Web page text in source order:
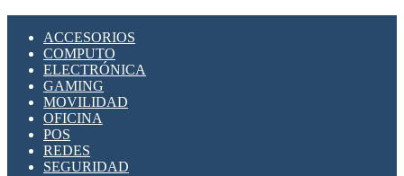
SUPRESOR DE TRANSIENTES SPDS PARA
APLICACIONES FOTOVOLTAICAS
ACCESORIOS
COMPUTO
ELECTRÓNICA
GAMING
MOVILIDAD
OFICINA
POS
REDES
SEGURIDAD